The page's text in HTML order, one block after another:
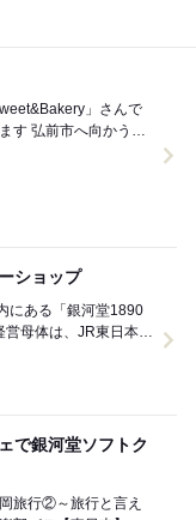
」さんで
ショップ
にある「銀河堂1890
で銀河堂ソフトク